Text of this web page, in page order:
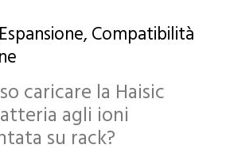
Compatibilità
caricare la Haisic
agli ioni
su rack?